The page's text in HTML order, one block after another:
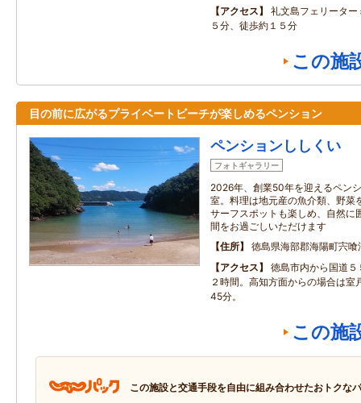
アクセス
礼文島フェリータ
５分、徒歩約１５分
この施
目の前に広がるプライベートビーチが楽しめるペンション
ペンションししくい
フォトギャラリー
2026年、創業50年を迎えるペン
室。料理は地元産の魚介類、野菜
サーフスポットも楽しめ、自然に
間をお過ごしいただけます
住所
徳島県海部郡海陽町宍
アクセス
徳島市内から国道
２時間。高知方面からの場合は室
45分。
この施
この施設と交通手段を自由に組み合わせたおトクな